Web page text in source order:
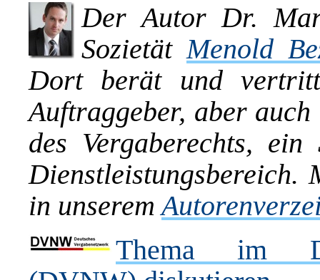
Der Autor Dr.
Sozietät Menold
Dort berät und
Auftraggeber, aber
des Vergaberechts,
Dienstleistungsbereich.
in unserem
Thema im